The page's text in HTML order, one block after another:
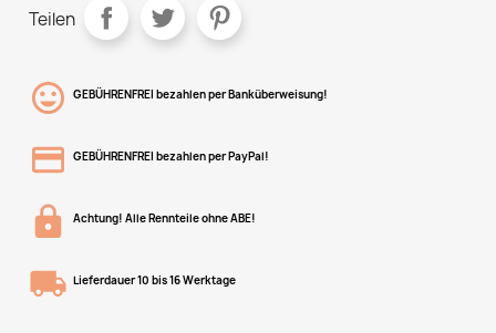
Teilen
GEBÜHRENFREI bezahlen per Banküberweisung!
GEBÜHRENFREI bezahlen per PayPal!
Achtung! Alle Rennteile ohne ABE!
Lieferdauer 10 bis 16 Werktage